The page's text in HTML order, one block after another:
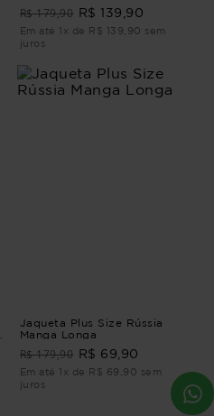
G1
R$ 179,90 R$ 139,90
Em até 1x de R$ 139,90 sem
juros
Jaqueta Plus Size Rússia
Manga Longa
R$ 179,90 R$ 69,90
Em até 1x de R$ 69,90 sem
juros